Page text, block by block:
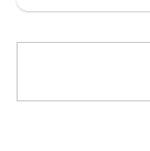
閲覧にはユー
スワードにて
必要となりま